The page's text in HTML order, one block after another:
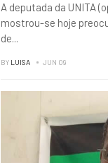
A deputada da UNITA
mostrou-se hoje
de...
BY LUISA JUN 09